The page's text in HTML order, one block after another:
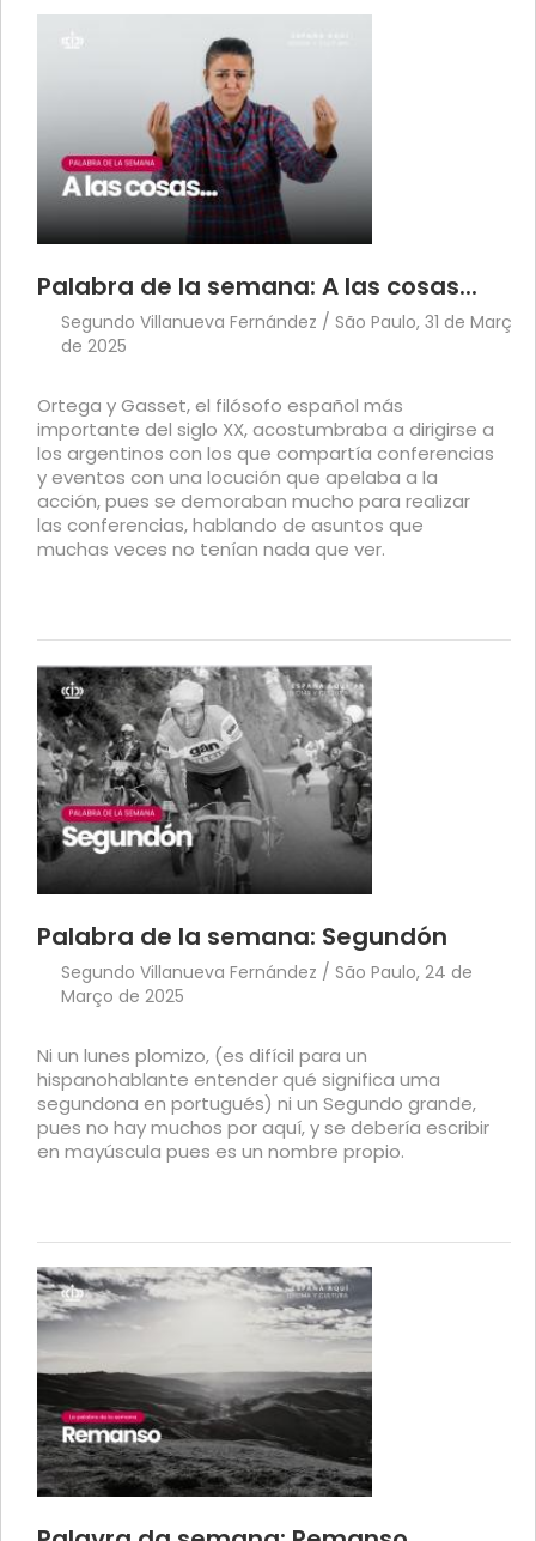
Palabra de la semana: A las cosas...
Segundo Villanueva Fernández / São Paulo, 31 de Março
de 2025
Ortega y Gasset, el filósofo español más
importante del siglo XX, acostumbraba a dirigirse a
los argentinos con los que compartía conferencias
y eventos con una locución que apelaba a la
acción, pues se demoraban mucho para realizar
las conferencias, hablando de asuntos que
muchas veces no tenían nada que ver.
Palabra de la semana: Segundón
Segundo Villanueva Fernández / São Paulo, 24 de
Março de 2025
Ni un lunes plomizo, (es difícil para un
hispanohablante entender qué significa uma
segundona en portugués) ni un Segundo grande,
pues no hay muchos por aquí, y se debería escribir
en mayúscula pues es un nombre propio.